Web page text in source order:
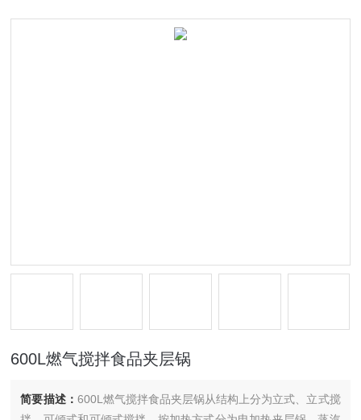
600L燃气搅拌食品夹层锅
简要描述： 600L燃气搅拌食品夹层锅从结构上分为立式、立式搅